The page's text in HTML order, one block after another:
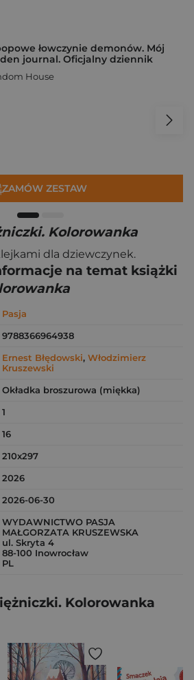
łowczynie demonów. Mój
journal. Oficjalny dziennik
House
ZAMÓW ZESTAW
Kolorowanka
dla dziewczynek.
na temat książki
Pasja
9788366964938
Ernest Błędowski, Włodzimierz
Kruszewski
Okładka broszurowa (miękka)
1
16
210x297
2026
2026-06-30
WYDAWNICTWO PASJA
MAŁGORZATA KRUSZEWSKA
ul. Skryta 4
88-100 Inowrocław
PL
Kolorowanka